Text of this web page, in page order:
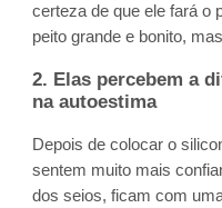
certeza de que ele fará o
peito grande e bonito,
2. Elas percebem a
na autoestima
Depois de colocar o
sentem muito mais
dos seios, ficam com